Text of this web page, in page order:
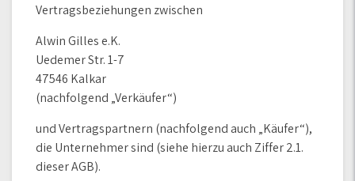
Vertragsbeziehungen zwischen
Alwin Gilles e.K.
Uedemer Str. 1-7
47546 Kalkar
(nachfolgend „Verkäufer“)
und Vertragspartnern (nachfolgend auch „Käufer“),
die Unternehmer sind (siehe hierzu auch Ziffer 2.1.
dieser AGB).